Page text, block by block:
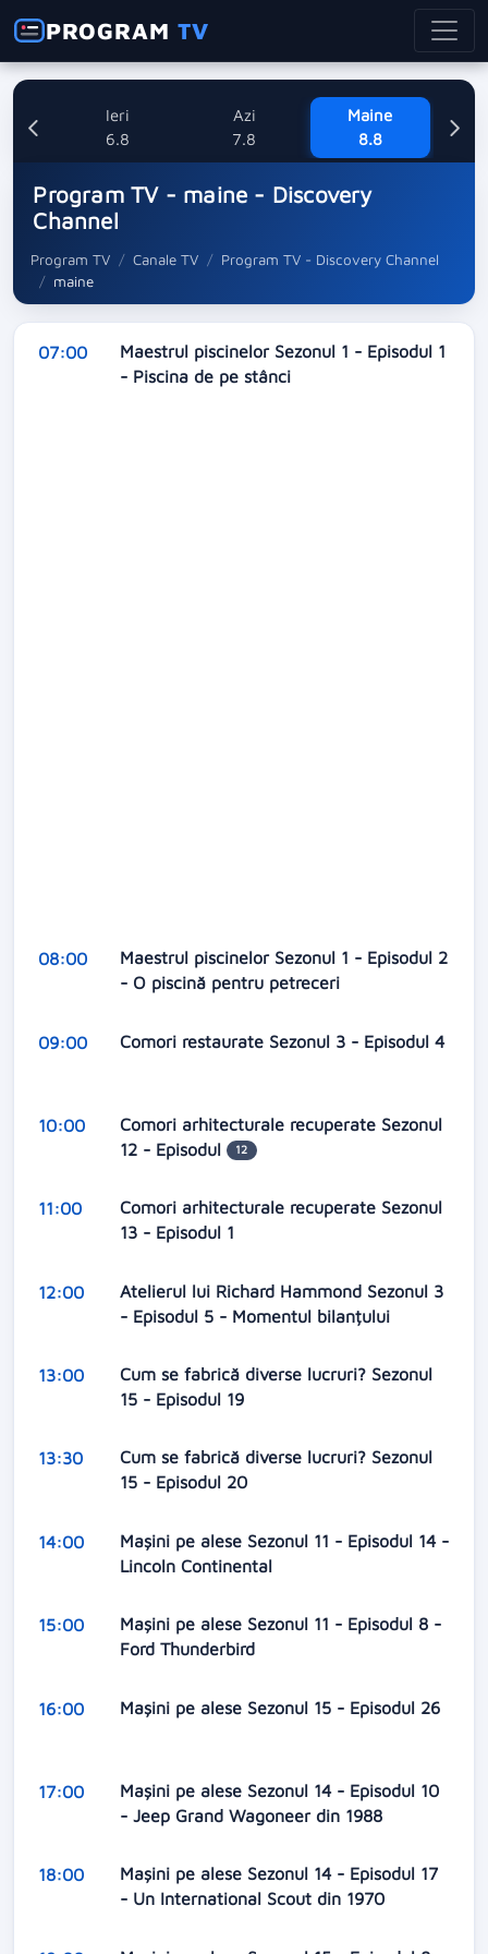
PROGRAMTV
Ieri
6.8
Azi
7.8
Maine
8.8
Program TV - maine - Discovery
Channel
Program TV Canale TV
Program TV - Discovery Channel
maine
07:00
Maestrul piscinelor Sezonul 1 - Episodul 1
- Piscina de pe stânci
08:00
Maestrul piscinelor Sezonul 1 - Episodul 2
- O piscină pentru petreceri
09:00 Comori restaurate Sezonul 3 - Episodul 4
10:00
Comori arhitecturale recuperate Sezonul
12 - Episodul
12
11:00
Comori arhitecturale recuperate Sezonul
13 - Episodul 1
12:00
Atelierul lui Richard Hammond Sezonul 3
- Episodul 5 - Momentul bilanțului
13:00
Cum se fabrică diverse lucruri? Sezonul
15 - Episodul 19
13:30
Cum se fabrică diverse lucruri? Sezonul
15 - Episodul 20
14:00
Maşini pe alese Sezonul 11 - Episodul 14 -
Lincoln Continental
15:00
Maşini pe alese Sezonul 11 - Episodul 8 -
Ford Thunderbird
16:00 Maşini pe alese Sezonul 15 - Episodul 26
17:00
Maşini pe alese Sezonul 14 - Episodul 10
- Jeep Grand Wagoneer din 1988
18:00
Maşini pe alese Sezonul 14 - Episodul 17
- Un International Scout din 1970